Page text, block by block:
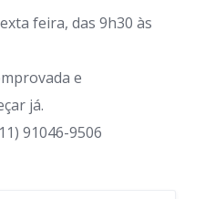
feira, das 9h30 às
e
já.
91046-9506